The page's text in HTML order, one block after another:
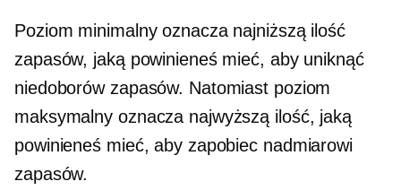
Poziom minimalny oznacza najniższą ilość
zapasów, jaką powinieneś mieć, aby uniknąć
niedoborów zapasów. Natomiast poziom
maksymalny oznacza najwyższą ilość, jaką
powinieneś mieć, aby zapobiec nadmiarowi
zapasów.